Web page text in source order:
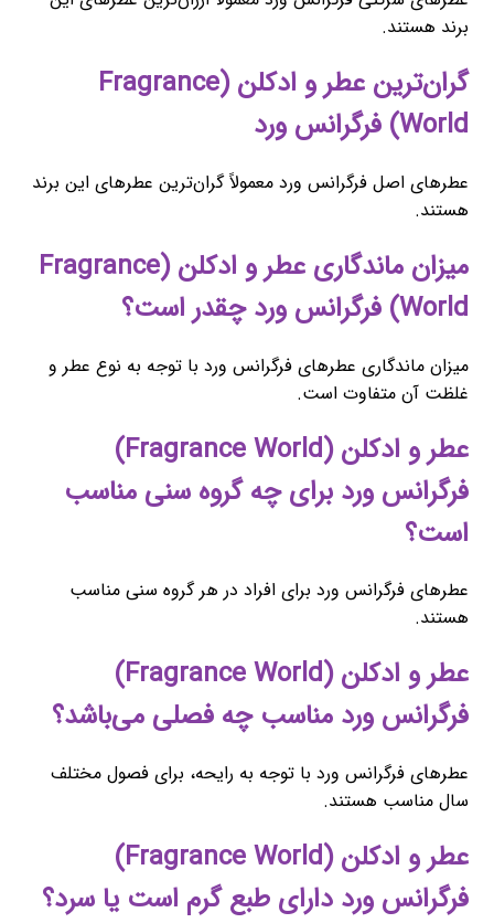
برند هستند.
گران‌ترین عطر و ادکلن (Fragrance
World) فرگرانس ورد
عطرهای اصل فرگرانس ورد معمولاً گران‌ترین عطرهای این برند
هستند.
میزان ماندگاری عطر و ادکلن (Fragrance
World) فرگرانس ورد چقدر است؟
میزان ماندگاری عطرهای فرگرانس ورد با توجه به نوع عطر و
غلظت آن متفاوت است.
عطر و ادکلن (Fragrance World)
فرگرانس ورد برای چه گروه سنی مناسب
است؟
عطرهای فرگرانس ورد برای افراد در هر گروه سنی مناسب
هستند.
عطر و ادکلن (Fragrance World)
فرگرانس ورد مناسب چه فصلی می‌باشد؟
عطرهای فرگرانس ورد با توجه به رایحه، برای فصول مختلف
سال مناسب هستند.
عطر و ادکلن (Fragrance World)
فرگرانس ورد دارای طبع گرم است یا سرد؟